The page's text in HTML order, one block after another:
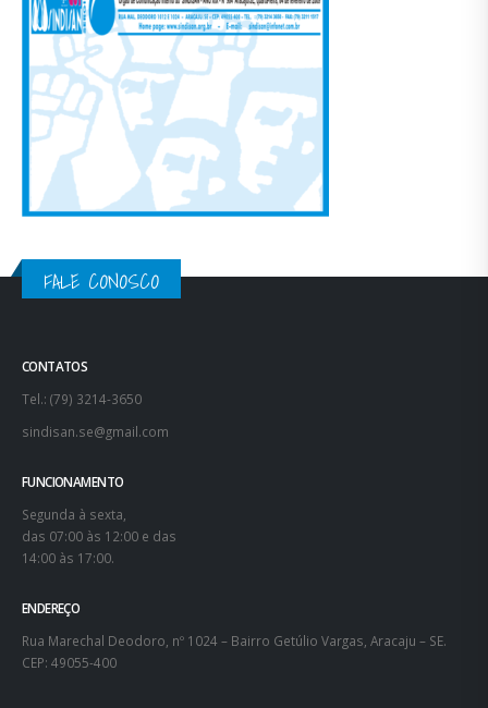
FALE CONOSCO
CONTATOS
Tel.: (79) 3214-3650
sindisan.se@gmail.com
FUNCIONAMENTO
Segunda à sexta,
das 07:00 às 12:00 e das
14:00 às 17:00.
ENDEREÇO
Rua Marechal Deodoro, nº 1024 – Bairro Getúlio Vargas, Aracaju – SE.
CEP: 49055-400